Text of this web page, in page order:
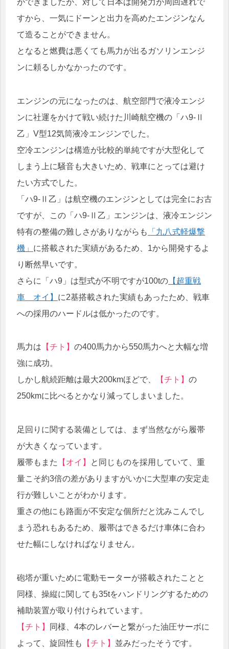
ができましたが、対して日本は開発力が周回遅れで
すから、一気にドーンと出力を高めたエンジンなん
て造ることができません。
となると燃費は悪くても馬力が出るガソリンエンジ
ンに頼るしかなかったのです。
エンジンの元になったのは、航空部門で液冷エンジ
ンに社運をかけて戦い続けた川崎航空機の「ハ9-Ⅱ
乙」V型12気筒液冷エンジンでした。
空冷エンジンは構造が比較的単純ですが大型化して
しまう上に騒音も大きいため、戦車にとっては避け
たい方式でした。
「ハ9-Ⅱ乙」は航空機のエンジンとしては完全にお古
ですが、この「ハ9-Ⅱ乙」エンジンは、液冷エンジン
特有の整備の難しさがありながらも
「九八式軽爆撃
機」 に搭載された実績があるため、1から開発するよ
り断然早いです。
さらに「ハ9」は型式が不明ですが100tの 【超重戦
車 オイ】 に2基搭載された実績もあったため、戦車
への採用のハードルは低かったのです。
馬力は 【チト】 の400馬力から550馬力へと大幅な増
強に成功。
しかし航続距離は最大200kmほどで、
【チト】 の
250kmに比べるとかなり減ってしまいました。
足回りに関する装備としては、まず当然ながら履帯
が大きくなっています。
履帯もまた
【オイ】
と同じものを採用していて、重
量こそ約3倍の差がありますがいかに大型車の安定走
行が難しいことがわかります。
重さの他にも路面が不安定な個所だと沈みこんでし
まう恐れもあるため、履帯はできるだけ車体に合わ
せた幅にしなければなりません。
砲塔が重いために電動モーターが搭載されたことと
同様、操縦に関しても35tをハンドリングするための
補助装置が取り付けられています。
【チト】
同様、4本のレバーと繋がった油圧サーボに
よって、旋回性も
【チト】 並みだったそうです。